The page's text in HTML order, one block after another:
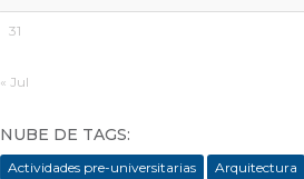
31
« Jul
NUBE DE TAGS:
Actividades pre-universitarias
Arquitectura